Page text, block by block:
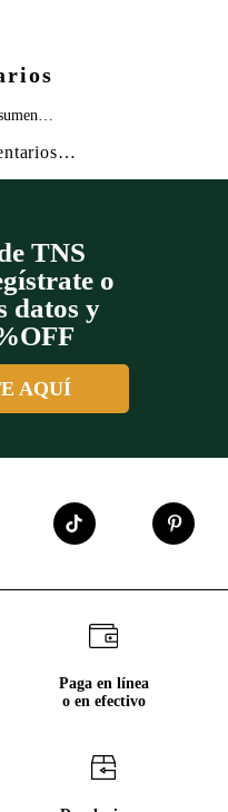
TNS
o
datos y
AQUÍ
Paga en línea
o en efectivo